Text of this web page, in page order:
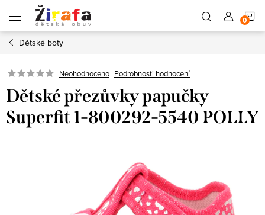
obsah
Dětské boty
Neohodnoceno Podrobnosti hodnocení
Dětské přezůvky papučky
Superfit 1-800292-5540 POLLY